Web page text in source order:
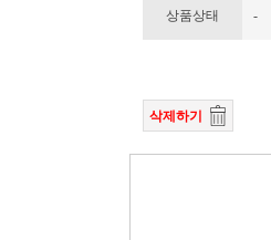
상품상태 -
삭제하기